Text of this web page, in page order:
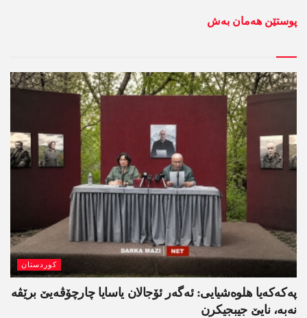
پوستێن ھەمان بەش
کوردستان
په‌كه‌كه‌یا هلوه‌شیایی: ئەگەر ئۆجالان یاسایا چارچۆڤەیێ برێڤە
نه‌به‌، نایێ جیبجیکرن